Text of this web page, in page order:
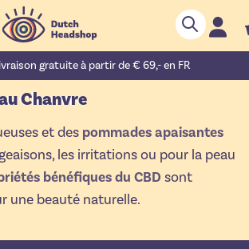
Chercher
gratuite à partir de € 69,- en FR
Chanvre
et des pommades apaisantes
les irritations ou pour la peau
bénéfiques du CBD sont
une beauté naturelle.